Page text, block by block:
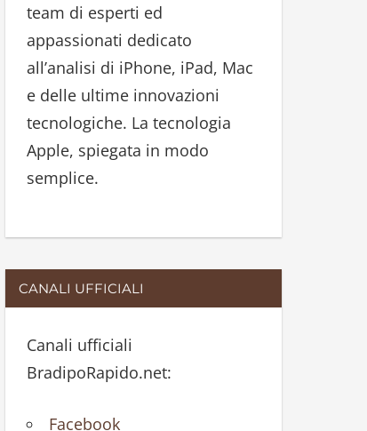
:
team di esperti ed
appassionati dedicato
all’analisi di iPhone, iPad, Mac
e delle ultime innovazioni
tecnologiche. La tecnologia
Apple, spiegata in modo
semplice.
CANALI UFFICIALI
Canali ufficiali
BradipoRapido.net:
Facebook